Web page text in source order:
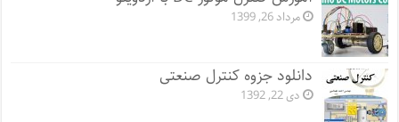
مرداد 26, 1399
دانلود جزوه کنترل صنعتی
دی 22, 1392